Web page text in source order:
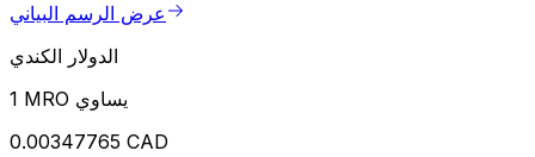
عرض الرسم البياني
الدولار الكندي
1 MRO يساوي
0.00347765 CAD